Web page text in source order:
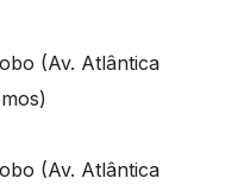
(Av. Atlântica
(Av. Atlântica